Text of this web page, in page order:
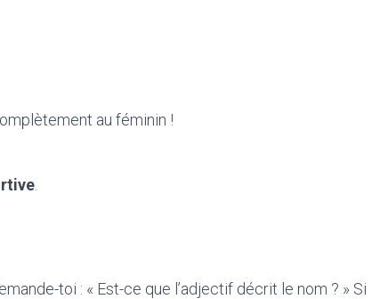
au féminin !
toi : « Est-ce que l’adjectif décrit le nom ? » Si